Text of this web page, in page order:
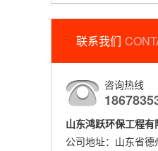
联系我们
咨询热线
山东鸿跃环保工程有
公司地址：山东省德